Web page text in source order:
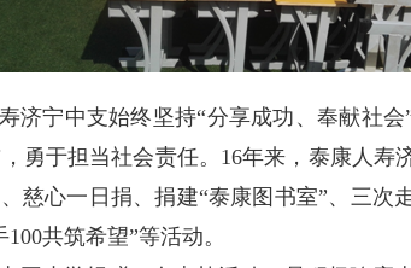
济宁中支始终坚持“分享成功、奉献社
勇于担当社会责任。16年来，泰康人寿
慈心一日捐、捐建“泰康图书室”、三次
共筑希望”等活动。